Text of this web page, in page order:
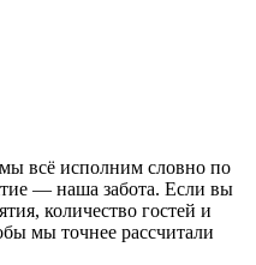
всё исполним словно по
— наша забота. Если вы
количество гостей и
мы точнее рассчитали